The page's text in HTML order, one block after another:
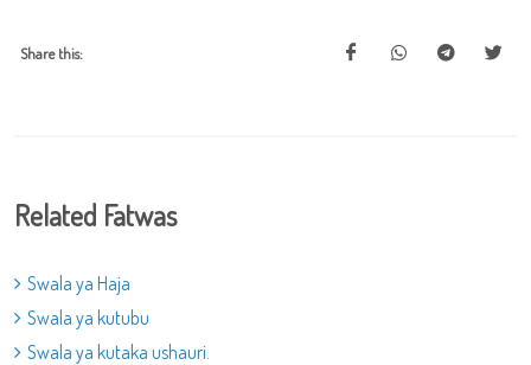
Share this:
Related Fatwas
Swala ya Haja
Swala ya kutubu
Swala ya kutaka ushauri.